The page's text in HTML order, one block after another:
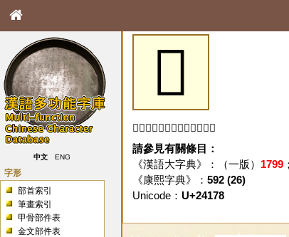
中文 ENG
字形
部首索引
筆畫索引
甲骨部件表
金文部件表
𤅸
「𤅸」字未收錄於本資料庫。
請參見有關條目：
《漢語大字典》：（一版） 1799
《康熙字典》： 592 (26)
Unicode： U+24178